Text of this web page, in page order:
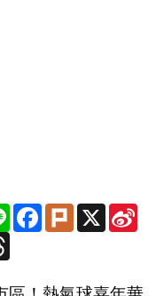
Line Facebook
Plurk X